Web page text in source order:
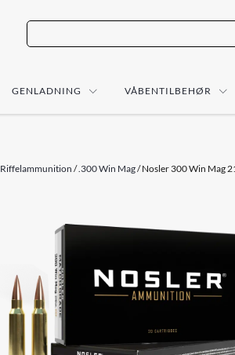
GENLADNING VÅBENTILBEHØR
Riffelammunition /.300 Win Mag/ Nosler 300 Win Mag